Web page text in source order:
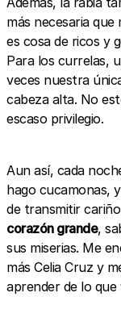
más necesaria
es cosa de ricos y
Para los currelas,
veces nuestra
cabeza alta. No
escaso privilegio.
Aun así, cada
hago cucamonas,
de transmitir
corazón grande,
sus miserias. Me
más Celia Cruz y
aprender de lo que